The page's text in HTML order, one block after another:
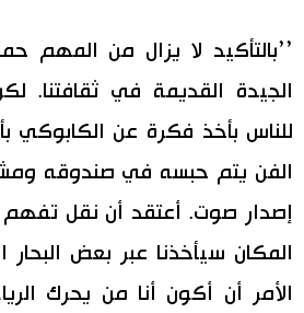
’’بالتأكيد لا يزال من المهم
الجيدة القديمة في ثقافتنا.
للناس بأخذ فكرة عن
الفن يتم حبسه في صندوقه
إصدار صوت. أعتقد أن نقل تفهم
المكان سيأخذنا عبر بعض البحار
الأمر أن أكون أنا من يحرك